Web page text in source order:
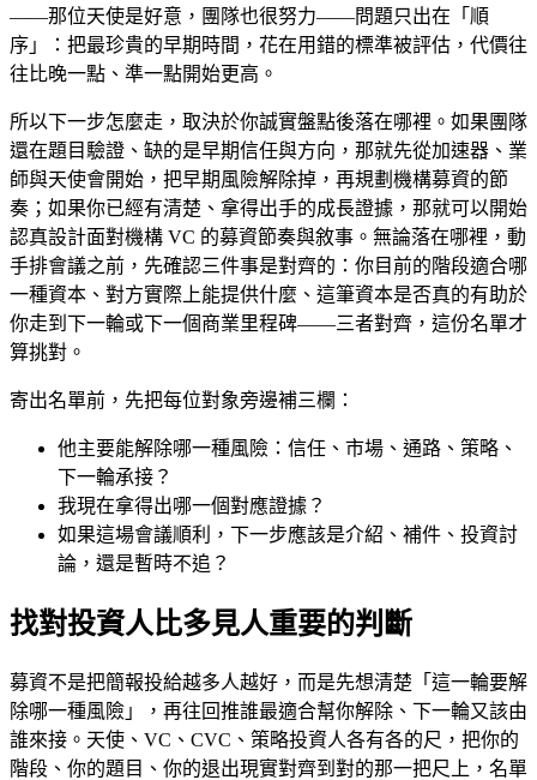
——那位天使是好意，團隊也很努力——問題只出在「順
序」：把最珍貴的早期時間，花在用錯的標準被評估，代價往
往比晚一點、準一點開始更高。
所以下一步怎麼走，取決於你誠實盤點後落在哪裡。如果團隊
還在題目驗證、缺的是早期信任與方向，那就先從加速器、業
師與天使會開始，把早期風險解除掉，再規劃機構募資的節
奏；如果你已經有清楚、拿得出手的成長證據，那就可以開始
認真設計面對機構 VC 的募資節奏與敘事。無論落在哪裡，動
手排會議之前，先確認三件事是對齊的：你目前的階段適合哪
一種資本、對方實際上能提供什麼、這筆資本是否真的有助於
你走到下一輪或下一個商業里程碑——三者對齊，這份名單才
算挑對。
寄出名單前，先把每位對象旁邊補三欄：
他主要能解除哪一種風險：信任、市場、通路、策略、
下一輪承接？
我現在拿得出哪一個對應證據？
如果這場會議順利，下一步應該是介紹、補件、投資討
論，還是暫時不追？
找對投資人比多見人重要的判斷
募資不是把簡報投給越多人越好，而是先想清楚「這一輪要解
除哪一種風險」，再往回推誰最適合幫你解除、下一輪又該由
誰來接。天使、VC、CVC、策略投資人各有各的尺，把你的
階段、你的題目、你的退出現實對齊到對的那一把尺上，名單